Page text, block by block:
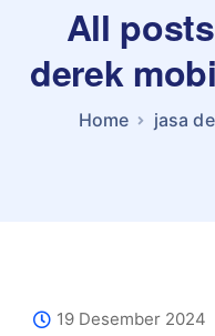
All
derek
Home jasa
19 Desember 2024